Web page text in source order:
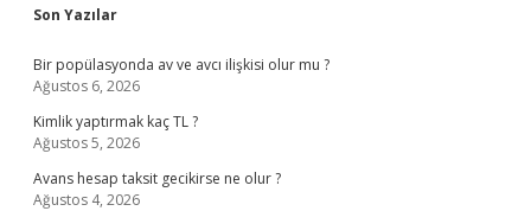
Sidebar
Son Yazılar
Bir popülasyonda av ve avcı ilişkisi olur mu ?
Ağustos 6, 2026
Kimlik yaptırmak kaç TL ?
Ağustos 5, 2026
Avans hesap taksit gecikirse ne olur ?
Ağustos 4, 2026